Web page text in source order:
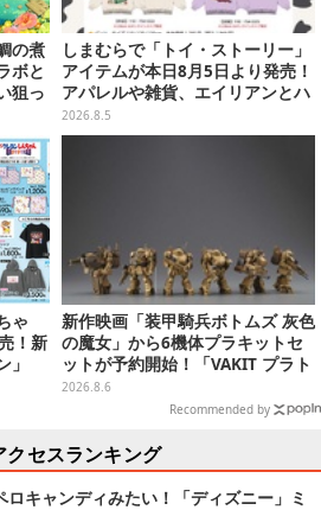
の煮
ボと
狙っ
ン
しまむらで「トイ・ストーリー」
アイテムが本日8月5日より発売！
アパレルや雑貨、エイリアンとハ
ムのダイカットクッションなど盛
りだくさん
2026.8.5
ゃ
！新
」
タ
新作映画「装甲騎兵ボトムズ 灰色
の魔女」から6機体プラキットセ
ットが予約開始！「VAKIT プラト
ーン」第1弾、各部関節可動仕様
2026.8.6
Recommended by
クセスランキング
ロキャンディみたい！「ディズニー」ミ